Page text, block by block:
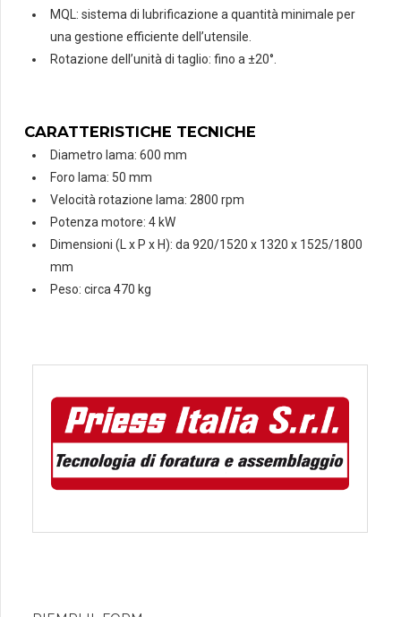
MQL: sistema di lubrificazione a quantità minimale per
una gestione efficiente dell’utensile.
Rotazione dell’unità di taglio: fino a ±20°.
CARATTERISTICHE TECNICHE
Diametro lama: 600 mm
Foro lama: 50 mm
Velocità rotazione lama: 2800 rpm
Potenza motore: 4 kW
Dimensioni (L x P x H): da 920/1520 x 1320 x 1525/1800
mm
Peso: circa 470 kg